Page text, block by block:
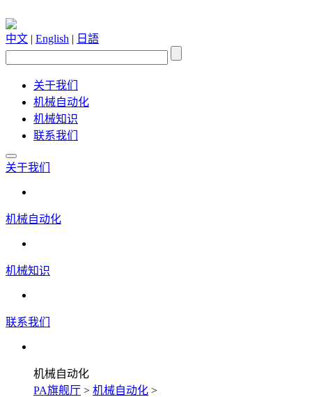
中文 | English | 日語
关于我们
机械自动化
机械知识
联系我们
关于我们
机械自动化
机械知识
联系我们
机械自动化
PA旗舰厅 > 机械自动化 >